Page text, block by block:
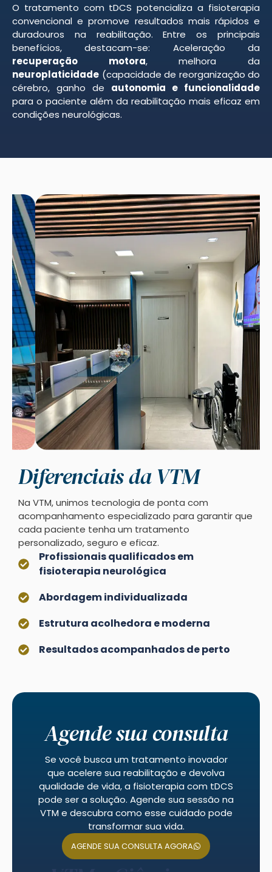
O tratamento com tDCS potencializa a fisioterapia
convencional e promove resultados mais rápidos e
duradouros na reabilitação. Entre os principais
benefícios, destacam-se: Aceleração da
recuperação motora, melhora da
neuroplaticidade (capacidade de reorganização do
cérebro, ganho de autonomia e funcionalidade
para o paciente além da reabilitação mais eficaz em
condições neurológicas.
Diferenciais da VTM
Na VTM, unimos tecnologia de ponta com
acompanhamento especializado para garantir que
cada paciente tenha um tratamento
personalizado, seguro e eficaz.
Profissionais qualificados em
fisioterapia neurológica
Abordagem individualizada
Estrutura acolhedora e moderna
Resultados acompanhados de perto
Agende sua consulta
Se você busca um tratamento inovador
que acelere sua reabilitação e devolva
qualidade de vida, a fisioterapia com tDCS
pode ser a solução. Agende sua sessão na
VTM e descubra como esse cuidado pode
transformar sua vida.
AGENDE SUA CONSULTA AGORA